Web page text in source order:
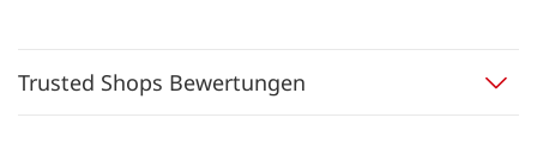
Trusted Shops Bewertungen